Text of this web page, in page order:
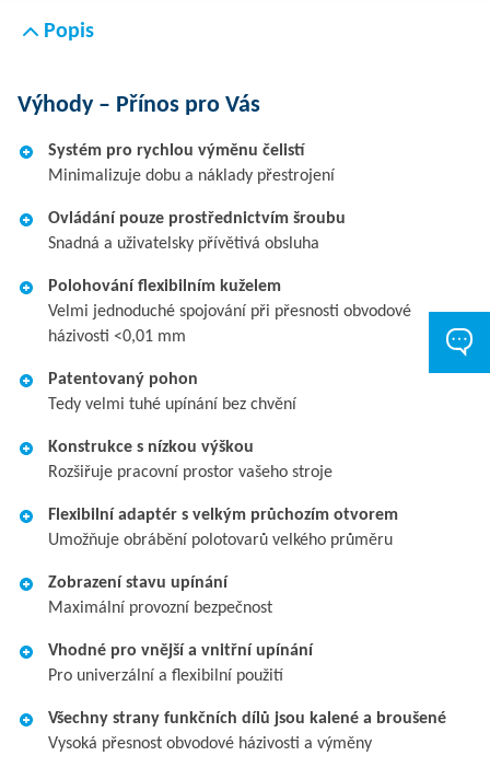
Popis
Výhody – Přínos pro Vás
Systém pro rychlou výměnu čelistí
Minimalizuje dobu a náklady přestrojení
Ovládání pouze prostřednictvím šroubu
Snadná a uživatelsky přívětivá obsluha
Polohování flexibilním kuželem
Velmi jednoduché spojování při přesnosti obvodové
házivosti <0,01 mm
Patentovaný pohon
Tedy velmi tuhé upínání bez chvění
Konstrukce s nízkou výškou
Rozšiřuje pracovní prostor vašeho stroje
Flexibilní adaptér s velkým průchozím otvorem
Umožňuje obrábění polotovarů velkého průměru
Zobrazení stavu upínání
Maximální provozní bezpečnost
Vhodné pro vnější a vnitřní upínání
Pro univerzální a flexibilní použití
Všechny strany funkčních dílů jsou kalené a broušené
Vysoká přesnost obvodové házivosti a výměny